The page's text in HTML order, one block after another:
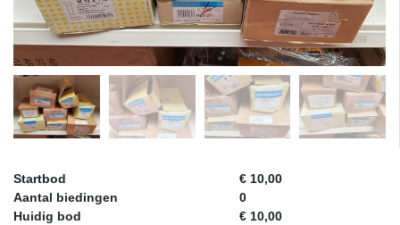
Startbod
€ 10,00
Aantal biedingen
0
Huidig bod
€ 10,00